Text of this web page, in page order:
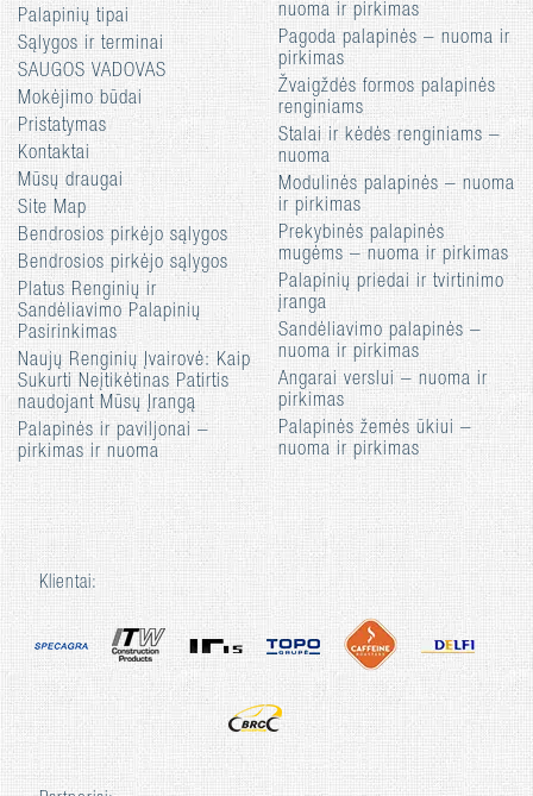
Palapinių tipai
Sąlygos ir terminai
SAUGOS VADOVAS
Mokėjimo būdai
Pristatymas
Kontaktai
Mūsų draugai
Site Map
Bendrosios pirkėjo sąlygos
Bendrosios pirkėjo sąlygos
Platus Renginių ir
Sandėliavimo Palapinių
Pasirinkimas
Naujų Renginių Įvairovė: Kaip
Sukurti Neįtikėtinas Patirtis
naudojant Mūsų Įrangą
Palapinės ir paviljonai –
pirkimas ir nuoma
nuoma ir pirkimas
Pagoda palapinės – nuoma ir
pirkimas
Žvaigždės formos palapinės
renginiams
Stalai ir kėdės renginiams –
nuoma
Modulinės palapinės – nuoma
ir pirkimas
Prekybinės palapinės
mugėms – nuoma ir pirkimas
Palapinių priedai ir tvirtinimo
įranga
Sandėliavimo palapinės –
nuoma ir pirkimas
Angarai verslui – nuoma ir
pirkimas
Palapinės žemės ūkiui –
nuoma ir pirkimas
Klientai: